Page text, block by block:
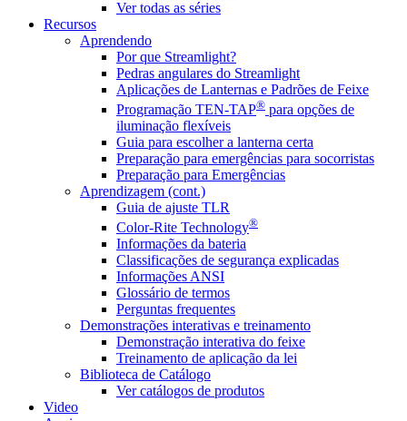
Ver todas as séries
Recursos
Aprendendo
Por que Streamlight?
Pedras angulares do Streamlight
Aplicações de Lanternas e Padrões de Feixe
Programação TEN-TAP® para opções de
iluminação flexíveis
Guia para escolher a lanterna certa
Preparação para emergências para socorristas
Preparação para Emergências
Aprendizagem (cont.)
Guia de ajuste TLR
Color-Rite Technology®
Informações da bateria
Classificações de segurança explicadas
Informações ANSI
Glossário de termos
Perguntas frequentes
Demonstrações interativas e treinamento
Demonstração interativa do feixe
Treinamento de aplicação da lei
Biblioteca de Catálogo
Ver catálogos de produtos
Video